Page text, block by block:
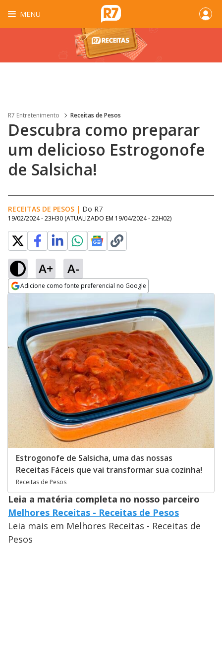
MENU
R7 Entretenimento Receitas de Pesos
Descubra como preparar
um delicioso Estrogonofe
de Salsicha!
RECEITAS DE PESOS | Do R7
19/02/2024 - 23H30 (ATUALIZADO EM 19/04/2024 - 22H02)
A+ A-
Adicione como fonte preferencial no Google
Estrogonofe de Salsicha, uma das nossas
Receitas Fáceis que vai transformar sua cozinha!
Receitas de Pesos
Leia a matéria completa no nosso parceiro
Melhores Receitas - Receitas de Pesos
Leia mais em Melhores Receitas - Receitas de
Pesos